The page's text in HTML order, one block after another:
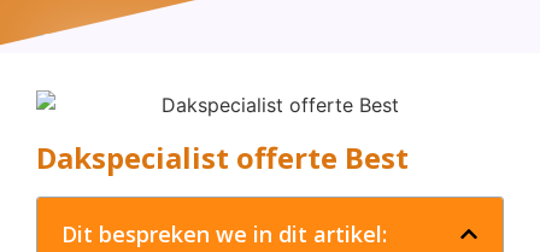
Dakspecialist offerte Best
Dit bespreken we in dit artikel: